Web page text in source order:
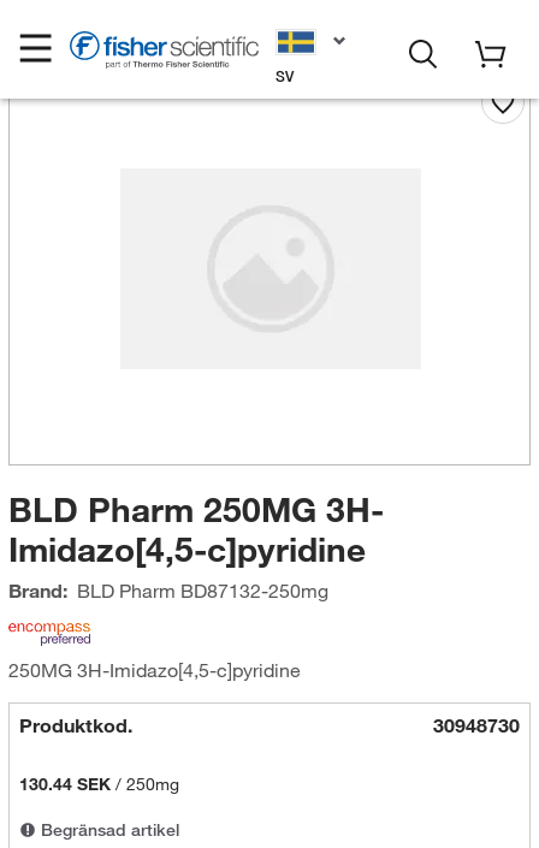
SV
BLD Pharm 250MG 3H-
Imidazo[4,5-c]pyridine
Brand: BLD Pharm BD87132-250mg
250MG 3H-Imidazo[4,5-c]pyridine
Produktkod. 30948730
130.44 SEK/ 250mg
Begränsad artikel